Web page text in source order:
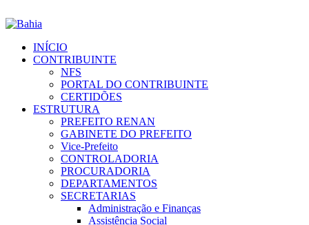
INÍCIO
CONTRIBUINTE
NFS
PORTAL DO CONTRIBUINTE
CERTIDÕES
ESTRUTURA
PREFEITO RENAN
GABINETE DO PREFEITO
Vice-Prefeito
CONTROLADORIA
PROCURADORIA
DEPARTAMENTOS
SECRETARIAS
Administração e Finanças
Assistência Social